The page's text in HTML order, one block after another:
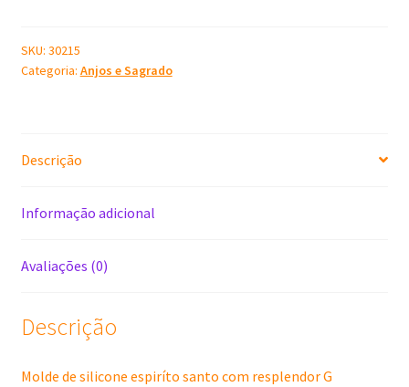
Santo
Com
SKU: 30215
Categoria: Anjos e Sagrado
Descrição
Informação adicional
Avaliações (0)
Descrição
Molde de silicone espiríto santo com resplendor G